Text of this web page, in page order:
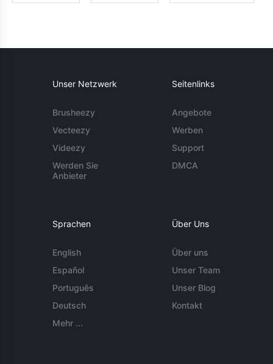
Unser Netzwerk
Brusheezy
Vecteezy
Videezy
Werden Sie
Anbieter
Seitenlinks
Angebote
Werben
Support
DMCA
Sprachen
English
Español
Português
Deutsch
Mehr ...
Über Uns
Über uns
Unser Team
Unser Blog
Kontakt